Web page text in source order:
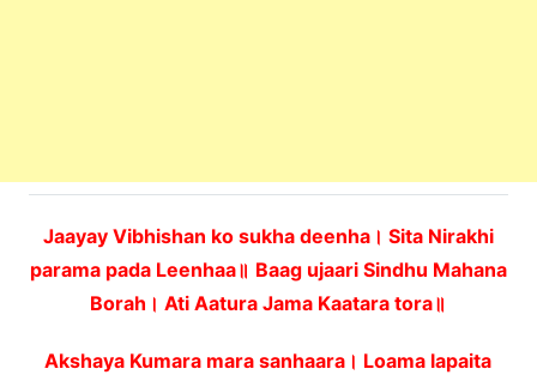
Jaayay Vibhishan ko sukha deenha। Sita Nirakhi
parama pada Leenhaa॥ Baag ujaari Sindhu Mahana
Borah। Ati Aatura Jama Kaatara tora॥
Akshaya Kumara mara sanhaara। Loama lapaita